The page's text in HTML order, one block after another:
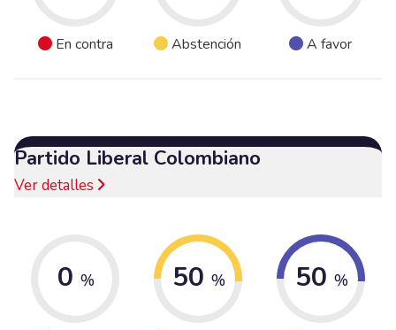
En contra Abstención A favor
Partido Liberal Colombiano
Ver detalles
0 % 50 % 50 %